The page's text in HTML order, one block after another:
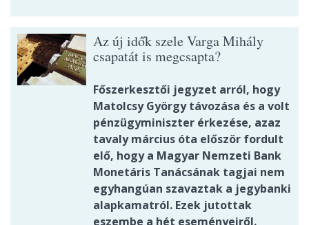
Az új idők szele Varga Mihály
csapatát is megcsapta?
Főszerkesztői jegyzet arról, hogy
Matolcsy György távozása és a volt
pénzügyminiszter érkezése, azaz
tavaly március óta először fordult
elő, hogy a Magyar Nemzeti Bank
Monetáris Tanácsának tagjai nem
egyhangúan szavaztak a jegybanki
alapkamatról. Ezek jutottak
eszembe a hét eseményeiről.